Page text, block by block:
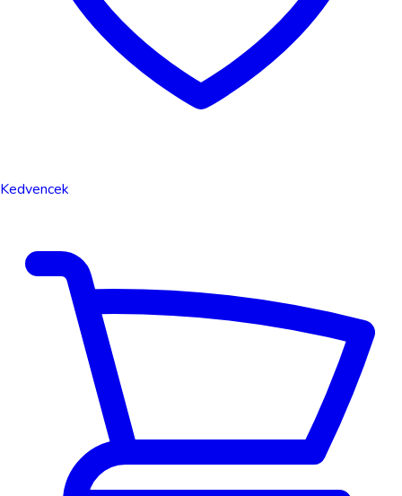
Kedvencek